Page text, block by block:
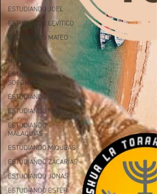
ESTUDIANDO JOEL
ESTUDIANDO LEVITICO
ESTUDIANDO MATEO
ESTUDIANDO
NUMEROS
ESTUDIANDO
SOFONIAS
ESTUDIANDO OSEAS
ESTUDIANDO HABACUC
ESTUDIANDO
MALAQUIAS
ESTUDIANDO MIQUEAS
ESTUDIANDO ZACARÍAS
ESTUDIANDO JONAS
ESTUDIANDO ESTER